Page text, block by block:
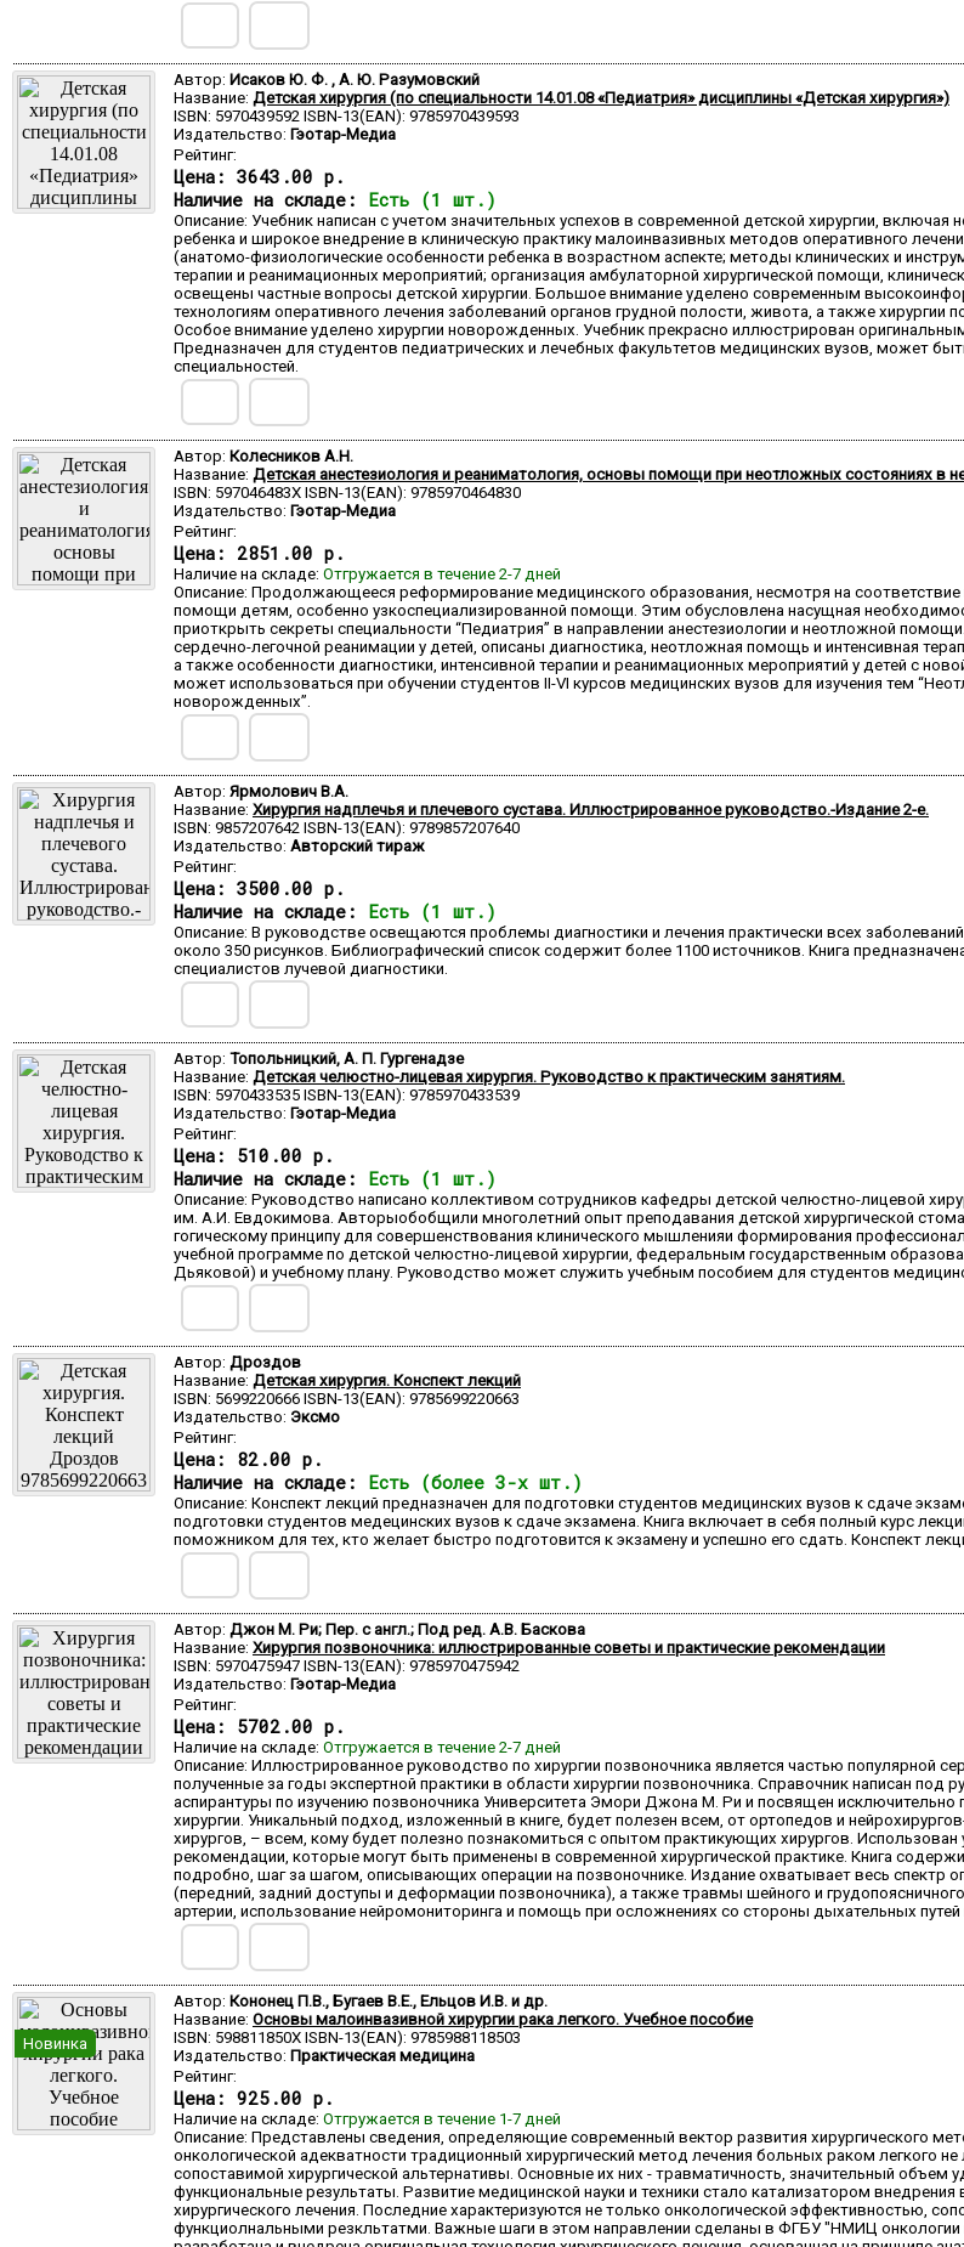
Автор: Исаков Ю. Ф. , А. Ю. Разумовский
Название: Детская хирургия (по специальности 14.01.08 «Педиатрия» дисциплины «Детская хирургия»)
ISBN: 5970439592 ISBN-13(EAN): 9785970439593
Издательство: Гэотар-Медиа
Рейтинг:
Цена: 3643.00 р.
Наличие на складе: Есть (1 шт.)
Описание: Учебник написан с учетом значительных успехов в современной детской хирургии,
ребенка и широкое внедрение в клиническую практику малоинвазивных методов оперативного
(анатомо-физиологические особенности ребенка в возрастном аспекте; методы клинических и
терапии и реанимационных мероприятий; организация амбулаторной хирургической помощи,
освещены частные вопросы детской хирургии. Большое внимание уделено современным
технологиям оперативного лечения заболеваний органов грудной полости, живота, а также
Особое внимание уделено хирургии новорожденных. Учебник прекрасно иллюстрирован
Предназначен для студентов педиатрических и лечебных факультетов медицинских вузов, может
специальностей.
Автор: Колесников А.Н.
Название: Детская анестезиология и реаниматология, основы помощи при неотложных состояниях в
ISBN: 597046483X ISBN-13(EAN): 9785970464830
Издательство: Гэотар-Медиа
Рейтинг:
Цена: 2851.00 р.
Наличие на складе: Отгружается в течение 2-7 дней
Описание: Продолжающееся реформирование медицинского образования, несмотря на
помощи детям, особенно узкоспециализированной помощи. Этим обусловлена насущная
приоткрыть секреты специальности “Педиатрия” в направлении анестезиологии и неотложной
сердечно-легочной реанимации у детей, описаны диагностика, неотложная помощь и интенсивная
а также особенности диагностики, интенсивной терапии и реанимационных мероприятий у детей с
может использоваться при обучении студентов II-VI курсов медицинских вузов для изучения тем
новорожденных”.
Автор: Ярмолович В.А.
Название: Хирургия надплечья и плечевого сустава. Иллюстрированное руководство.-Издание 2-е.
ISBN: 9857207642 ISBN-13(EAN): 9789857207640
Издательство: Авторский тираж
Рейтинг:
Цена: 3500.00 р.
Наличие на складе: Есть (1 шт.)
Описание: В руководстве освещаются проблемы диагностики и лечения практически всех
около 350 рисунков. Библиографический список содержит более 1100 источников. Книга
специалистов лучевой диагностики.
Автор: Топольницкий, А. П. Гургенадзе
Название: Детская челюстно-лицевая хирургия. Руководство к практическим занятиям.
ISBN: 5970433535 ISBN-13(EAN): 9785970433539
Издательство: Гэотар-Медиа
Рейтинг:
Цена: 510.00 р.
Наличие на складе: Есть (1 шт.)
Описание: Руководство написано коллективом сотрудников кафедры детской челюстно-лицевой
им. А.И. Евдокимова. Авторыобобщили многолетний опыт преподавания детской хирургической
гогическому принципу для совершенствования клинического мышленияи формирования
учебной программе по детской челюстно-лицевой хирургии, федеральным государственным
Дьяковой) и учебному плану. Руководство может служить учебным пособием для студентов
Автор: Дроздов
Название: Детская хирургия. Конспект лекций
ISBN: 5699220666 ISBN-13(EAN): 9785699220663
Издательство: Эксмо
Рейтинг:
Цена: 82.00 р.
Наличие на складе: Есть (более 3-х шт.)
Описание: Конспект лекций предназначен для подготовки студентов медицинских вузов к сдаче
подготовки студентов медецинских вузов к сдаче экзамена. Книга включает в себя полный курс
поможником для тех, кто желает быстро подготовится к экзамену и успешно его сдать. Конспект
Автор: Джон М. Ри; Пер. с англ.; Под ред. А.В. Баскова
Название: Хирургия позвоночника: иллюстрированные советы и практические рекомендации
ISBN: 5970475947 ISBN-13(EAN): 9785970475942
Издательство: Гэотар-Медиа
Рейтинг:
Цена: 5702.00 р.
Наличие на складе: Отгружается в течение 2-7 дней
Описание: Иллюстрированное руководство по хирургии позвоночника является частью популярной
полученные за годы экспертной практики в области хирургии позвоночника. Справочник написан
аспирантуры по изучению позвоночника Университета Эмори Джона М. Ри и посвящен
хирургии. Уникальный подход, изложенный в книге, будет полезен всем, от ортопедов и
хирургов, – всем, кому будет полезно познакомиться с опытом практикующих хирургов.
рекомендации, которые могут быть применены в современной хирургической практике. Книга
подробно, шаг за шагом, описывающих операции на позвоночнике. Издание охватывает весь
(передний, задний доступы и деформации позвоночника), а также травмы шейного и
артерии, использование нейромониторинга и помощь при осложнениях со стороны дыхательных
Новинка
Автор: Кононец П.В., Бугаев В.Е., Ельцов И.В. и др.
Название: Основы малоинвазивной хирургии рака легкого. Учебное пособие
ISBN: 598811850X ISBN-13(EAN): 9785988118503
Издательство: Практическая медицина
Рейтинг:
Цена: 925.00 р.
Наличие на складе: Отгружается в течение 1-7 дней
Описание: Представлены сведения, определяющие современный вектор развития хирургического
онкологической адекватности традиционный хирургический метод лечения больных раком легкого
сопоставимой хирургической альтернативы. Основные их них - травматичность, значительный
функциональные результаты. Развитие медицинской науки и техники стало катализатором
хирургического лечения. Последние характеризуются не только онкологической эффективностью,
функциолнальными резкльтатми. Важные шаги в этом направлении сделаны в ФГБУ "НМИЦ